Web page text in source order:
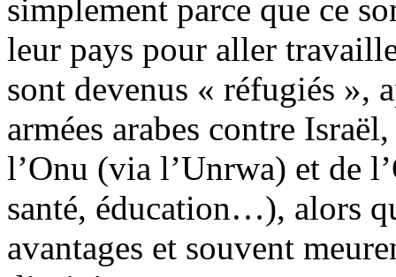
simplement parce que ce
leur pays pour aller
sont devenus « réfugiés »,
armées arabes contre
l’Onu (via l’Unrwa) et de
santé, éducation…), alors
avantages et souvent